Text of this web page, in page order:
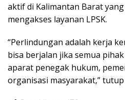
aktif di Kalimantan Barat
mengakses layanan LPSK.
“Perlindungan adalah kerja
bisa berjalan jika semua
aparat penegak hukum,
organisasi masyarakat,”